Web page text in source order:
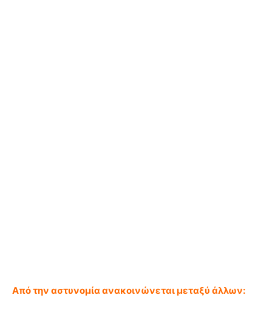
Από την αστυνομία ανακοινώνεται μεταξύ άλλων: